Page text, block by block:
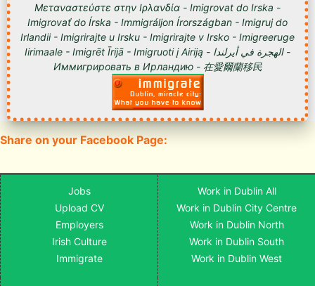
Μεταναστεύστε στην Ιρλανδία - Imigrovat do Irska -
Imigrovať do Írska - Immigráljon Írországban - Imigruj do
Irlandii - Imigrirajte u Irsku - Imigrirajte v Irsko - Imigreeruge
Iirimaale - Imigrēt Īrijā - Imigruoti į Airiją - الهجرة في أيرلندا -
Иммигрировать в Ирландию - 在愛爾蘭移民
Share on your Facebook Page:
Jobs
Upload CV
Employers
Irish Culture
Immigrate
Work in Dublin All
Work in Dublin City Centre
Work in Dublin North
Work in Dublin South
Work in Dublin West